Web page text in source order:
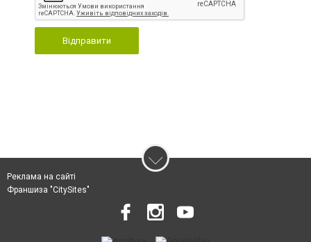
Відправити
Реклама на сайті
Франшиза "CitySites"